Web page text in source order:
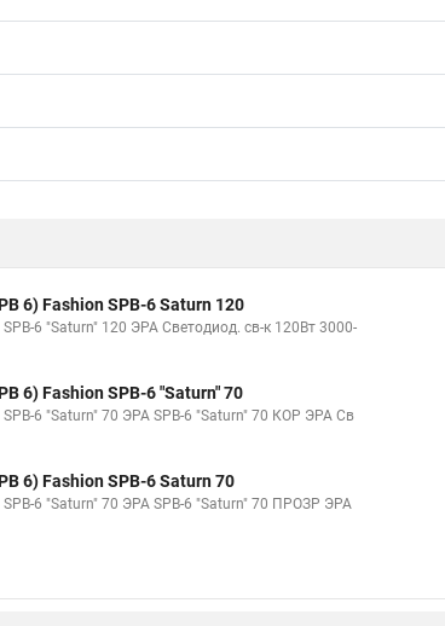
6) Fashion SPB-6 Saturn 120
6 "Saturn" 120 ЭРА Светодиод. св-к 120Вт 3000-
6) Fashion SPB-6 "Saturn" 70
6 "Saturn" 70 ЭРА SPB-6 "Saturn" 70 КОР ЭРА Св
6) Fashion SPB-6 Saturn 70
6 "Saturn" 70 ЭРА SPB-6 "Saturn" 70 ПРОЗР ЭРА